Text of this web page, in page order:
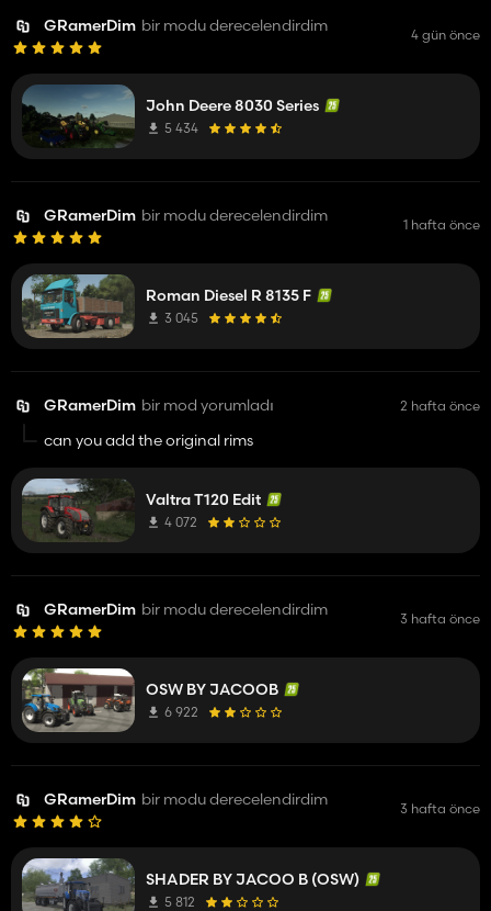
GRamerDim bir modu derecelendirdim 4 gün önce
John Deere 8030 Series
5 434
GRamerDim bir modu derecelendirdim 1 hafta önce
Roman Diesel R 8135 F
3 045
GRamerDim bir mod yorumladı 2 hafta önce
can you add the original rims
Valtra T120 Edit
4 072
GRamerDim bir modu derecelendirdim 3 hafta önce
OSW BY JACOOB
6 922
GRamerDim bir modu derecelendirdim 3 hafta önce
SHADER BY JACOO B (OSW)
5 812